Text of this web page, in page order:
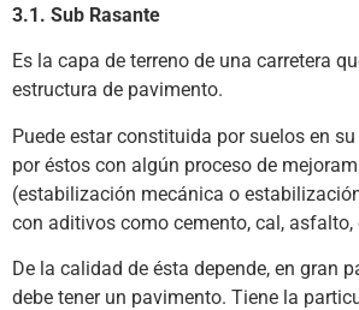
3.1. Sub Rasante
Es la capa de terreno de una carretera
estructura de pavimento.
Puede estar constituida por suelos en
por éstos con algún proceso de
(estabilización mecánica o
con aditivos como cemento, cal, asfalto,
De la calidad de ésta depende, en gran
debe tener un pavimento. Tiene la